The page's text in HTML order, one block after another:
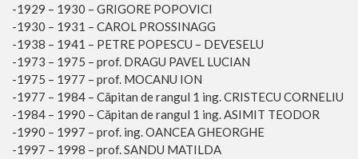
-1929 – 1930 – GRIGORE POPOVICI
-1930 – 1931 – CAROL PROSSINAGG
-1938 – 1941 – PETRE POPESCU – DEVESELU
-1973 – 1975 – prof. DRAGU PAVEL LUCIAN
-1975 – 1977 – prof. MOCANU ION
-1977 – 1984 – Căpitan de rangul 1 ing. CRISTECU CORNELIU
-1984 – 1990 – Căpitan de rangul 1 ing. ASIMIT TEODOR
-1990 – 1997 – prof. ing. OANCEA GHEORGHE
-1997 – 1998 – prof. SANDU MATILDA